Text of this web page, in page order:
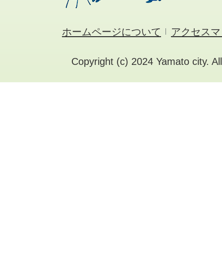
ホームページについて アクセス
Copyright (c) 2024 Yamato city.